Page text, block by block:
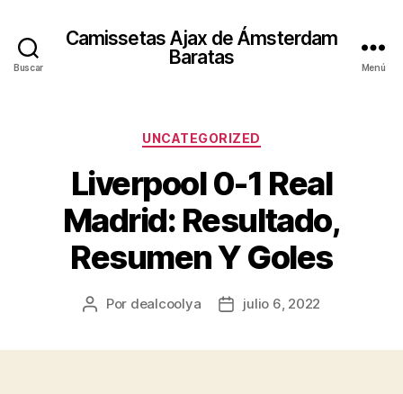
Buscar
Camissetas Ajax de Ámsterdam
Baratas
Menú
Categorías
UNCATEGORIZED
Liverpool 0-1 Real
Madrid: Resultado,
Resumen Y Goles
Autor
Por dealcoolya
Fechajulio 6, 2022